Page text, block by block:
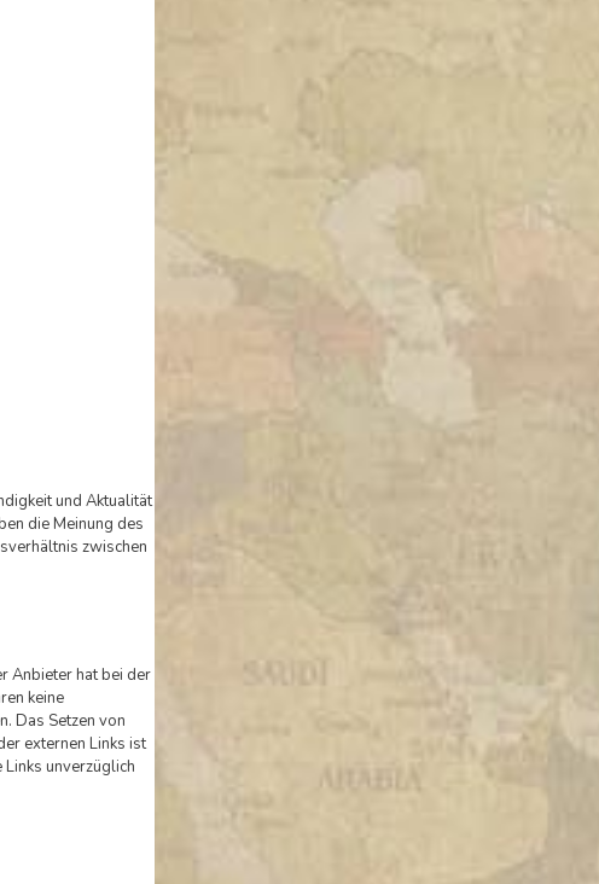
und Aktualität
die Meinung des
zwischen
Anbieter hat bei der
keine
Das Setzen von
externen Links ist
unverzüglich